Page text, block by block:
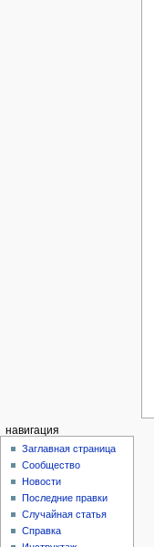
навигация
Заглавная страница
Сообщество
Новости
Последние правки
Случайная статья
Справка